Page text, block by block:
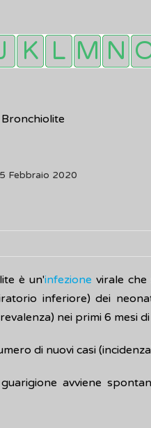
Bronchiolite
Febbraio 2020
è un'infezione virale
inferiore) dei
nei primi 6 mesi di
di nuovi casi
avviene